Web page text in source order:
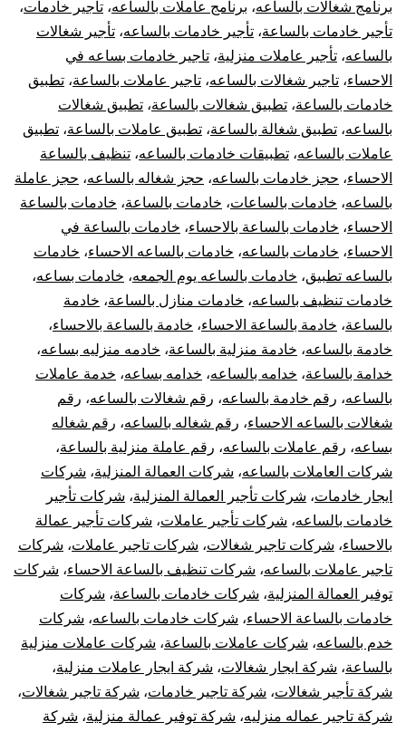
برنامج شغالات بالساعه، برنامج عاملات بالساعه، تأجير خادمات،
تأجير خادمات بالساعة، تأجير خادمات بالساعه، تأجير شغالات
بالساعه، تأجير عاملات منزلية، تاجير خادمات بساعه في
الاحساء، تاجير شغالات بالساعه، تاجير عاملات بالساعة، تطبيق
خادمات بالساعة، تطبيق شغالات بالساعة، تطبيق شغالات
بالساعه، تطبيق شغالة بالساعة، تطبيق عاملات بالساعة، تطبيق
عاملات بالساعه، تطبيقات خادمات بالساعه، تنظيف بالساعة
الاحساء، حجز خادمات بالساعه، حجز شغاله بالساعه، حجز عاملة
بالساعه، خادمات بالساعات، خادمات بالساعة، خادمات بالساعة
الاحساء، خادمات بالساعة بالاحساء، خادمات بالساعة في
الاحساء، خادمات بالساعه، خادمات بالساعه الاحساء، خادمات
بالساعه تطبيق، خادمات بالساعه يوم الجمعه، خادمات بساعه،
خادمات تنظيف بالساعه، خادمات منازل بالساعة، خادمة
بالساعة، خادمة بالساعة الاحساء، خادمة بالساعة بالاحساء،
خادمة بالساعه، خادمة منزلية بالساعة، خادمه منزليه بساعه،
خدامة بالساعة، خدامه بالساعه، خدامه بساعه، خدمة عاملات
بالساعه، رقم خادمة بالساعه، رقم شغالات بالساعه، رقم
شغالات بالساعه الاحساء، رقم شغاله بالساعه، رقم شغاله
بساعه، رقم عاملات بالساعه، رقم عاملة منزلية بالساعة،
شركات العاملات بالساعه، شركات العمالة المنزلية، شركات
ايجار خادمات، شركات تأجير العمالة المنزلية، شركات تأجير
خادمات بالساعه، شركات تأجير عاملات، شركات تأجير عمالة
بالاحساء، شركات تاجير شغالات، شركات تاجير عاملات، شركات
تاجير عاملات بالساعه، شركات تنظيف بالساعة الاحساء، شركات
توفير العمالة المنزلية، شركات خادمات بالساعة، شركات
خادمات بالساعة الاحساء، شركات خادمات بالساعه، شركات
خدم بالساعه، شركات عاملات بالساعة، شركات عاملات منزلية
بالساعة، شركة ايجار شغالات، شركة ايجار عاملات منزلية،
شركة تأجير شغالات، شركة تاجير خادمات، شركة تاجير شغالات،
شركة تاجير عماله منزليه، شركة توفير عمالة منزلية، شركة